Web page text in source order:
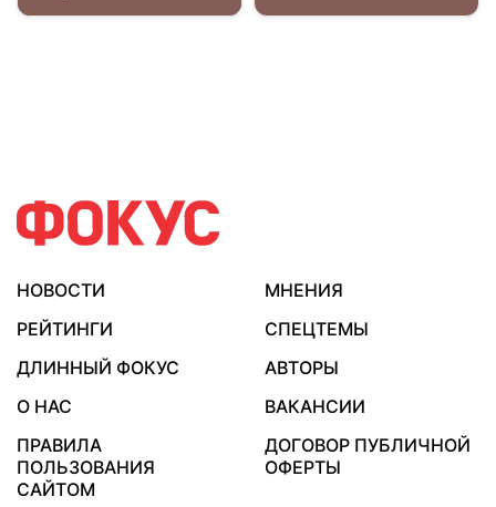
НОВОСТИ
МНЕНИЯ
РЕЙТИНГИ
СПЕЦТЕМЫ
ДЛИННЫЙ ФОКУС
АВТОРЫ
О НАС
ВАКАНСИИ
ПРАВИЛА
ПОЛЬЗОВАНИЯ
САЙТОМ
ДОГОВОР ПУБЛИЧНОЙ
ОФЕРТЫ